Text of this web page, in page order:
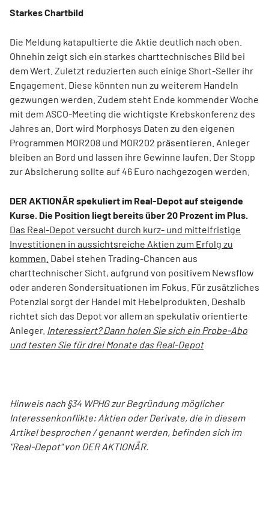
Starkes Chartbild
Die Meldung katapultierte die Aktie deutlich nach oben.
Ohnehin zeigt sich ein starkes charttechnisches Bild bei
dem Wert. Zuletzt reduzierten auch einige Short-Seller ihr
Engagement. Diese könnten nun zu weiterem Handeln
gezwungen werden. Zudem steht Ende kommender Woche
mit dem ASCO-Meeting die wichtigste Krebskonferenz des
Jahres an. Dort wird Morphosys Daten zu den eigenen
Programmen MOR208 und MOR202 präsentieren. Anleger
bleiben an Bord und lassen ihre Gewinne laufen. Der Stopp
zur Absicherung sollte auf 46 Euro nachgezogen werden.
DER AKTIONÄR spekuliert im Real-Depot auf steigende
Kurse. Die Position liegt bereits über 20 Prozent im Plus.
Das Real-Depot versucht durch kurz- und mittelfristige
Investitionen in aussichtsreiche Aktien zum Erfolg zu
kommen. Dabei stehen Trading-Chancen aus
charttechnischer Sicht, aufgrund von positivem Newsflow
oder anderen Sondersituationen im Fokus. Für zusätzliches
Potenzial sorgt der Handel mit Hebelprodukten. Deshalb
richtet sich das Depot vor allem an spekulativ orientierte
Anleger. Interessiert? Dann holen Sie sich ein Probe-Abo
und testen Sie für drei Monate das Real-Depot
Hinweis nach §34 WPHG zur Begründung möglicher
Interessenkonflikte: Aktien oder Derivate, die in diesem
Artikel besprochen / genannt werden, befinden sich im
"Real-Depot" von DER AKTIONÄR.